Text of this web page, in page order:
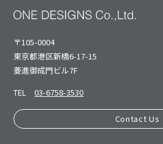
〒105-0004
東京都港区新橋6-17-15
菱進御成⾨ビル7F
TEL
03-6758-3530
Contact Us